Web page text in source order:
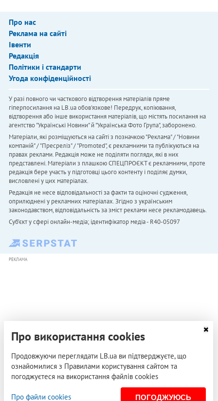
Про нас
Реклама на сайті
Івенти
Редакція
Політики і стандарти
Угода конфіденційності
У разі повного чи часткового відтворення матеріалів пряме
гіперпосилання на LB.ua обов'язкове! Передрук, копіювання,
відтворення або інше використання матеріалів, що містять посилання на
агентство "Українськi Новини" й "Українська Фото Група", заборонено.
Матеріали, які розміщуються на сайті з позначкою "Реклама" / "Новини
компаній" / "Пресреліз" / "Promoted", є рекламними та публікуються на
правах реклами. Редакція може не поділяти погляди, які в них
представлені. Матеріали з плашкою СПЕЦПРОЄКТ є рекламними, проте
редакція бере участь у підготовці цього контенту і поділяє думки,
висловлені у цих матеріалах.
Редакція не несе відповідальності за факти та оціночні судження,
оприлюднені у рекламних матеріалах. Згідно з українським
законодавством, відповідальність за зміст реклами несе рекламодавець.
Cуб'єкт у сфері онлайн-медіа; ідентифікатор медіа - R40-05097
РЕКЛАМА
Про використання cookies
Продовжуючи переглядати LB.ua ви підтверджуєте, що
ознайомилися з Правилами користування сайтом та
погоджуєтеся на використання файлів cookies
Про файли cookies ПОГОДЖУЮСЬ